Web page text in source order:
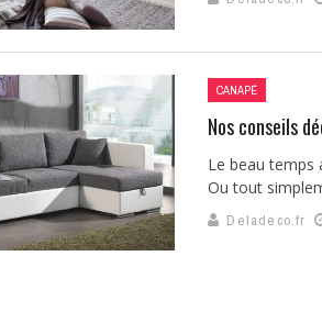
CANAPÉ
Nos conseils
Le beau temps
Ou tout
Deladeco.fr